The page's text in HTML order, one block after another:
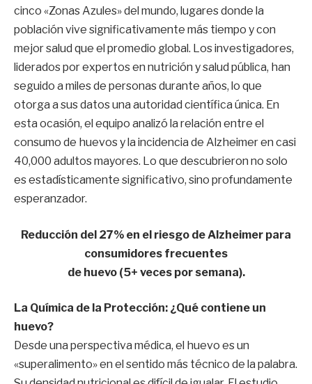
cinco «Zonas Azules» del mundo, lugares donde la
población vive significativamente más tiempo y con
mejor salud que el promedio global. Los investigadores,
liderados por expertos en nutrición y salud pública, han
seguido a miles de personas durante años, lo que
otorga a sus datos una autoridad científica única. En
esta ocasión, el equipo analizó la relación entre el
consumo de huevos y la incidencia de Alzheimer en casi
40,000 adultos mayores. Lo que descubrieron no solo
es estadísticamente significativo, sino profundamente
esperanzador.
Reducción del 27% en el riesgo de Alzheimer para
consumidores frecuentes
de huevo (5+ veces por semana).
La Química de la Protección: ¿Qué contiene un
huevo?
Desde una perspectiva médica, el huevo es un
«superalimento» en el sentido más técnico de la palabra.